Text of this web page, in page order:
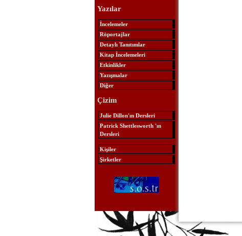
Yazılar
İncelemeler
Röportajlar
Detaylı Tanıtımlar
Kitap İncelemeleri
Etkinlikler
Yazışmalar
Diğer
Çizim
Julie Dillon'ın Dersleri
Patrick Shettlesworth 'ın
Dersleri
Kişiler
Şirketler